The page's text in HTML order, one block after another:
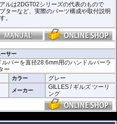
ルは2DGT02シリーズの代表のもので
ターなど、実際のパーツ構成や取付説明
。
サー
バーを直径28.6mm用のハンドルバーラ
ー
カラー グレー
メーカー
GILLES / ギルズ ツーリ
ング